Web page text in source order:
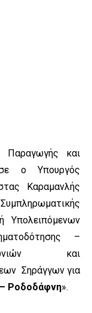
Παραγωγής και
ο Υπουργός
Καραμανλής
Υπολειπόμενων
–
και
Σηράγγων για
– Ροδοδάφνη».